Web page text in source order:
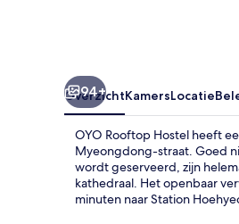
94+
OverzichtKamersLocatie
OYO Rooftop Hostel heeft
Myeongdong-straat. Goed
wordt geserveerd, zijn
kathedraal. Het openbaar
minuten naar Station